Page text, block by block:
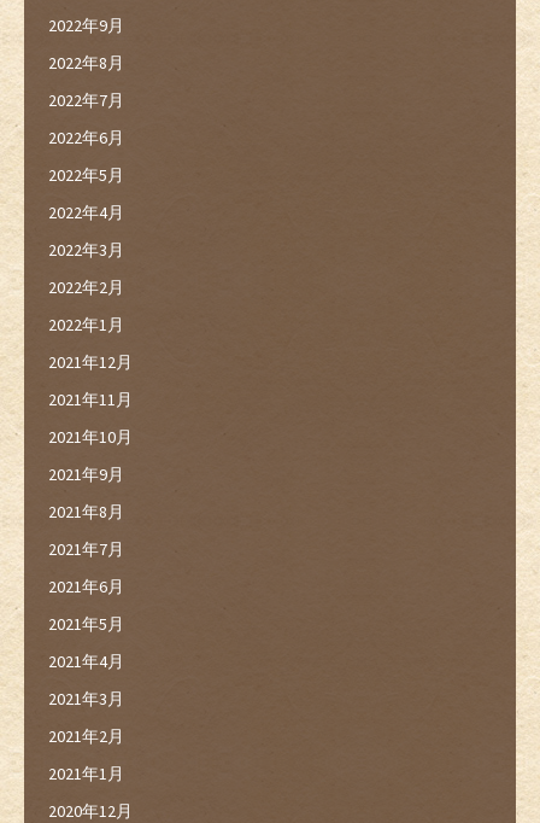
2022年9月
2022年8月
2022年7月
2022年6月
2022年5月
2022年4月
2022年3月
2022年2月
2022年1月
2021年12月
2021年11月
2021年10月
2021年9月
2021年8月
2021年7月
2021年6月
2021年5月
2021年4月
2021年3月
2021年2月
2021年1月
2020年12月